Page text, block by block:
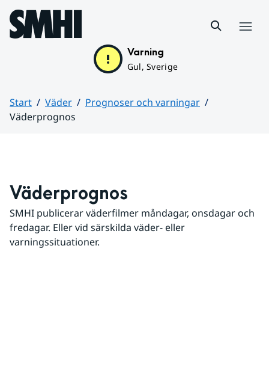
Hoppa till sidans innehåll
Varning
Gul, Sverige
Start Väder
Prognoser och varningar
Väderprognos
Väderprognos
SMHI publicerar väderfilmer måndagar, onsdagar och
fredagar. Eller vid särskilda väder- eller
varningssituationer.